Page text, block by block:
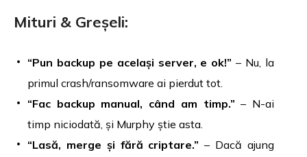
Mituri & Greșeli:
“Pun backup pe același server, e ok!” – Nu, la
primul crash/ransomware ai pierdut tot.
“Fac backup manual, când am timp.” – N-ai
timp niciodată, și Murphy știe asta.
“Lasă, merge și fără criptare.” – Dacă ajung